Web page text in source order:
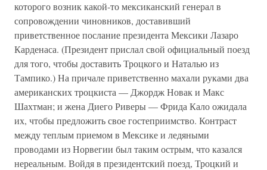
которого возник какой-то мексиканский генерал в
сопровождении чиновников, доставивший
приветственное послание президента Мексики Лазаро
Карденаса. (Президент прислал свой официальный поезд
для того, чтобы доставить Троцкого и Наталью из
Тампико.) На причале приветственно махали руками два
американских троцкиста — Джордж Новак и Макс
Шахтман; и жена Диего Риверы — Фрида Кало ожидала
их, чтобы предложить свое гостеприимство. Контраст
между теплым приемом в Мексике и ледяными
проводами из Норвегии был таким острым, что казался
нереальным. Войдя в президентский поезд, Троцкий и